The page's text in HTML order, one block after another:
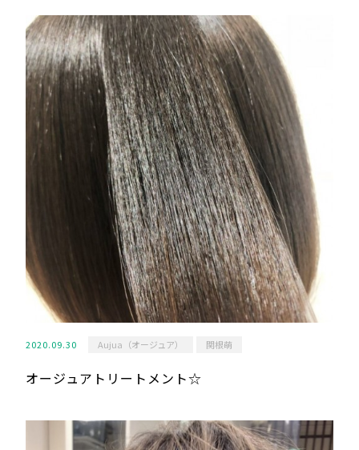
2020.09.30 Aujua（オージュア） 関根萌
オージュアトリートメント☆